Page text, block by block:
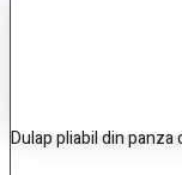
Dulap pliabil din